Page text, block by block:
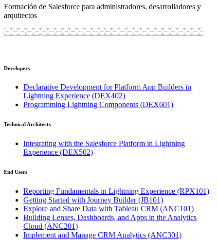
Formación de Salesforce para administradores, desarrolladores y
arquitectos
Mostrar programas de formaciónOcultar programas de formación
Developers
Declarative Development for Platform App Builders in
Lightning Experience (DEX402)
Programming Lightning Components (DEX601)
Technical Architects
Integrating with the Salesforce Platform in Lightning
Experience (DEX502)
End Users
Reporting Fundamentals in Lightning Experience (RPX101)
Getting Started with Journey Builder(JB101)
Explore and Share Data with Tableau CRM (ANC101)
Building Lenses, Dashboards, and Apps in the Analytics
Cloud (ANC201)
Implement and Manage CRM Analytics (ANC301)